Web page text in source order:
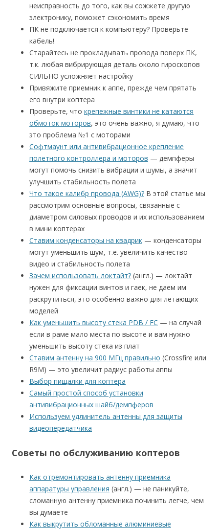
неисправность до того, как вы сожжете другую
электронику, поможет сэкономить время
ПК не подключается к компьютеру? Проверьте
кабель!
Старайтесь не прокладывать провода поверх ПК,
т.к. любая вибрирующая деталь около гироскопов
СИЛЬНО усложняет настройку
Привяжите приемник к аппе, прежде чем прятать
его внутри коптера
Проверьте, что крепежные винтики не катаются
обмоток моторов, это очень важно, я думаю, что
это проблема №1 с моторами
Софтмаунт или антивибрационное крепление
полетного контроллера и моторов — демпферы
могут помочь снизить вибрации и шумы, а значит
улучшить стабильность полета
Что такое калибр провода (AWG)? В этой статье мы
рассмотрим основные вопросы, связанные с
диаметром силовых проводов и их использованием
в мини коптерах
Ставим конденсаторы на квадрик — конденсаторы
могут уменьшить шум, т.е. увеличить качество
видео и стабильность полета
Зачем использовать локтайт? (англ.) — локтайт
нужен для фиксации винтов и гаек, не даем им
раскрутиться, это особенно важно для летающих
моделей
Как уменьшить высоту стека PDB / FC — на случай
если в раме мало места по высоте и вам нужно
уменьшить высоту стека из плат
Ставим антенну на 900 МГц правильно (Crossfire или
R9M) — это увеличит радиус работы аппы
Выбор пищалки для коптера
Самый простой способ установки
антивибрационных шайб/демпферов
Используем удлинитель антенны для защиты
видеопередатчика
Советы по обслуживанию коптеров
Как отремонтировать антенну приемника
аппаратуры управления (англ.) — не паникуйте,
сломанную антенну приемника починить легче, чем
вы думаете
Как выкрутить обломанные алюминиевые